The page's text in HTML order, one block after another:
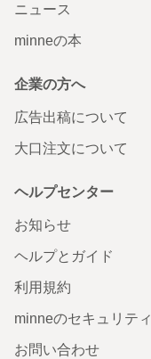
ニュース
minneの本
企業の方へ
広告出稿について
大口注文について
ヘルプセンター
お知らせ
ヘルプとガイド
利用規約
minneのセキュリティ
お問い合わせ